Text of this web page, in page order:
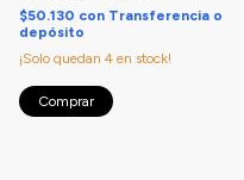
$50.130 con Transferencia o
depósito
¡Solo quedan 4 en stock!
Comprar